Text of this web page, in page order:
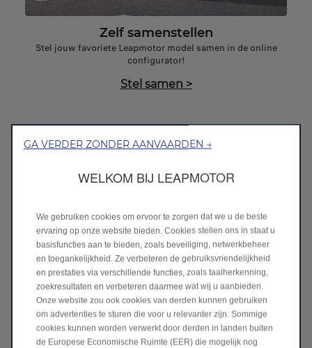
Zelf samenstellen
Stel jouw favoriete Leapmotor model samen in de online
configurator!
Stel samen >
Direct contact
Heb je vragen?
We helpen je graag verder!
Neem contact op>
GA VERDER ZONDER AANVAARDEN →
WELKOM BIJ LEAPMOTOR
We gebruiken cookies om ervoor te zorgen dat we u de beste
ervaring op onze website bieden. Cookies stellen ons in staat u
basisfuncties aan te bieden, zoals beveiliging, netwerkbeheer
en toegankelijkheid. Ze verbeteren de gebruiksvriendelijkheid
en prestaties via verschillende functies, zoals taalherkenning,
zoekresultaten en verbeteren daarmee wat wij u aanbieden.
Onze website zou ook cookies van derden kunnen gebruiken
om advertenties te sturen die voor u relevanter zijn. Sommige
cookies kunnen worden verwerkt door derden in landen buiten
de Europese Economische Ruimte (EER) die mogelijk nog